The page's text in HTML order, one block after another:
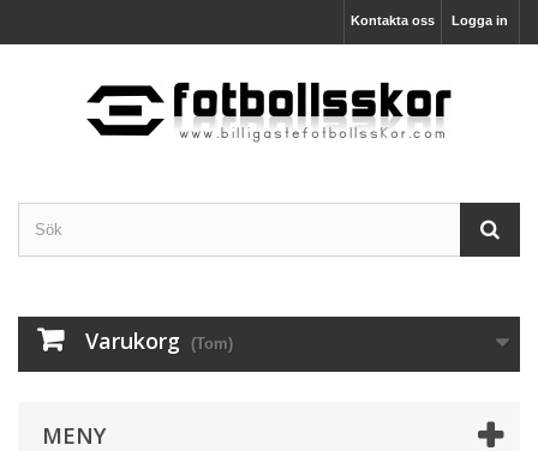
Logga in
Kontakta oss
Varukorg (Tom)
MENY